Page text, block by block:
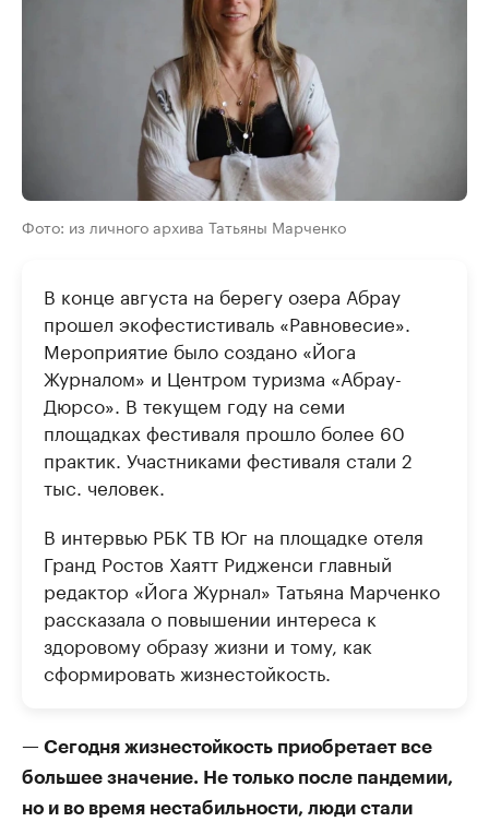
Фото: из личного архива Татьяны Марченко
В конце августа на берегу озера Абрау
прошел экофестистиваль «Равновесие».
Мероприятие было создано «Йога
Журналом» и Центром туризма «Абрау-
Дюрсо». В текущем году на семи
площадках фестиваля прошло более 60
практик. Участниками фестиваля стали 2
тыс. человек.
В интервью РБК ТВ Юг на площадке отеля
Гранд Ростов Хаятт Ридженси главный
редактор «Йога Журнал» Татьяна Марченко
рассказала о повышении интереса к
здоровому образу жизни и тому, как
сформировать жизнестойкость.
— Сегодня жизнестойкость приобретает все
большее значение. Не только после пандемии,
но и во время нестабильности, люди стали